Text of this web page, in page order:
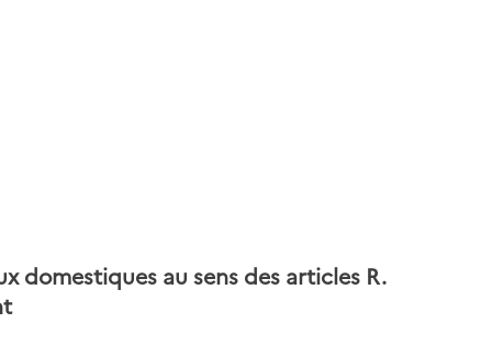
domestiques au sens des articles R.